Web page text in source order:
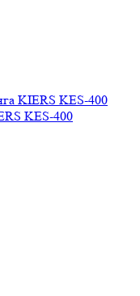
KES-400